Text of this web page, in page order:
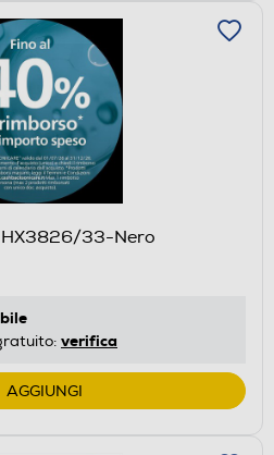
HX3826/33-Nero
verifica
AGGIUNGI